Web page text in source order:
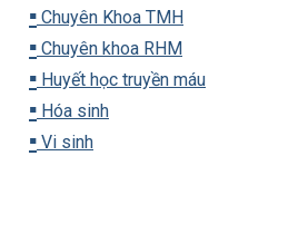
▪️ Chuyên Khoa TMH
▪️ Chuyên khoa RHM
▪️ Huyết học truyền máu
▪️ Hóa sinh
▪️ Vi sinh